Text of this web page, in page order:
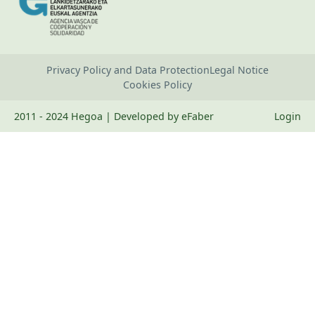
Privacy Policy and Data ProtectionLegal Notice
Cookies Policy
2011 - 2024 Hegoa | Developed by eFaber Login